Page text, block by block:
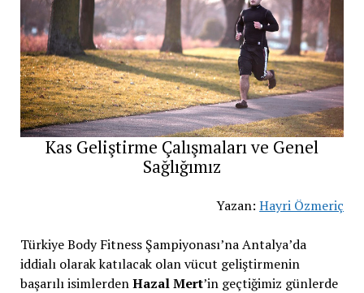
Kas Geliştirme Çalışmaları ve Genel
Sağlığımız
Yazan:Hayri Özmeriç
Türkiye Body Fitness Şampiyonası’na Antalya’da
iddialı olarak katılacak olan vücut geliştirmenin
başarılı isimlerdenHazal Mert’in geçtiğimiz günlerde